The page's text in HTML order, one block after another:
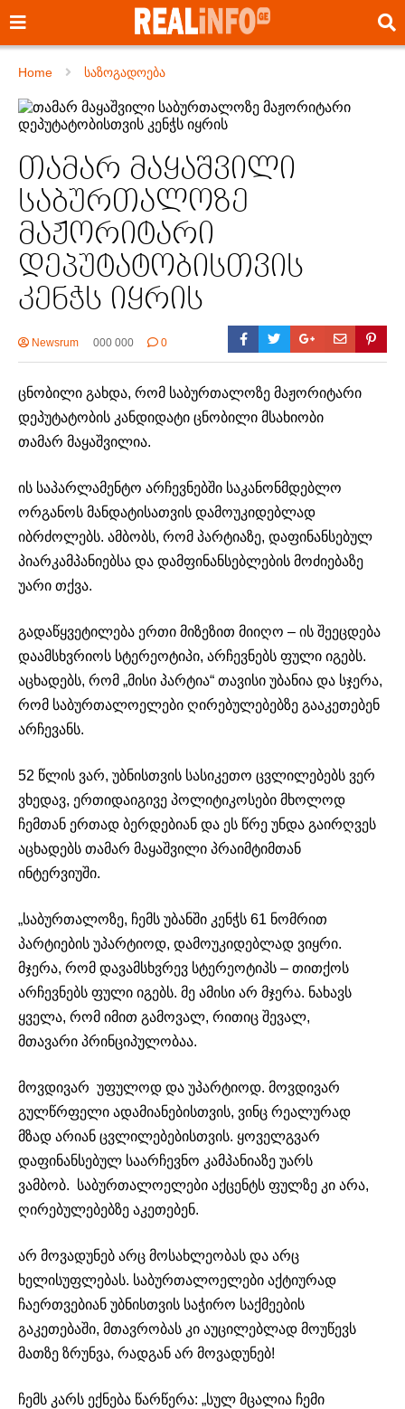
Home საზოგადოება
თამარ მაყაშვილი
საბურთალოზე
მაჟორიტარი
დეპუტატობისთვის
კენჭს იყრის
Newsrum 000 000 0
ცნობილი გახდა, რომ საბურთალოზე მაჟორიტარი
დეპუტატობის კანდიდატი ცნობილი მსახიობი
თამარ მაყაშვილია.
ის საპარლამენტო არჩევნებში საკანონმდებლო
ორგანოს მანდატისათვის დამოუკიდებლად
იბრძოლებს. ამბობს, რომ პარტიაზე, დაფინანსებულ
პიარკამპანიებსა და დამფინანსებლების მოძიებაზე
უარი თქვა.
გადაწყვეტილება ერთი მიზეზით მიიღო – ის შეეცდება
დაამსხვრიოს სტერეოტიპი, არჩევნებს ფული იგებს.
აცხადებს, რომ „მისი პარტია“ თავისი უბანია და სჯერა,
რომ საბურთალოელები ღირებულებებზე გააკეთებენ
არჩევანს.
52 წლის ვარ, უბნისთვის სასიკეთო ცვლილებებს ვერ
ვხედავ, ერთიდაიგივე პოლიტიკოსები მხოლოდ
ჩემთან ერთად ბერდებიან და ეს წრე უნდა გაირღვეს
აცხადებს თამარ მაყაშვილი პრაიმტიმთან
ინტერვიუში.
„საბურთალოზე, ჩემს უბანში კენჭს 61 ნომრით
პარტიების უპარტიოდ, დამოუკიდებლად ვიყრი.
მჯერა, რომ დავამსხვრევ სტერეოტიპს – თითქოს
არჩევნებს ფული იგებს. მე ამისი არ მჯერა. ნახავს
ყველა, რომ იმით გამოვალ, რითიც შევალ,
მთავარი პრინციპულობაა.
მოვდივარ უფულოდ და უპარტიოდ. მოვდივარ
გულწრფელი ადამიანებისთვის, ვინც რეალურად
მზად არიან ცვლილებებისთვის. ყოველგვარ
დაფინანსებულ საარჩევნო კამპანიაზე უარს
ვამბობ. საბურთალოელები აქცენტს ფულზე კი არა,
ღირებულებებზე აკეთებენ.
არ მოვადუნებ არც მოსახლეობას და არც
ხელისუფლებას. საბურთალოელები აქტიურად
ჩაერთვებიან უბნისთვის საჭირო საქმეების
გაკეთებაში, მთავრობას კი აუცილებლად მოუწევს
მათზე ზრუნვა, რადგან არ მოვადუნებ!
ჩემს კარს ექნება წარწერა: „სულ მცალია ჩემი